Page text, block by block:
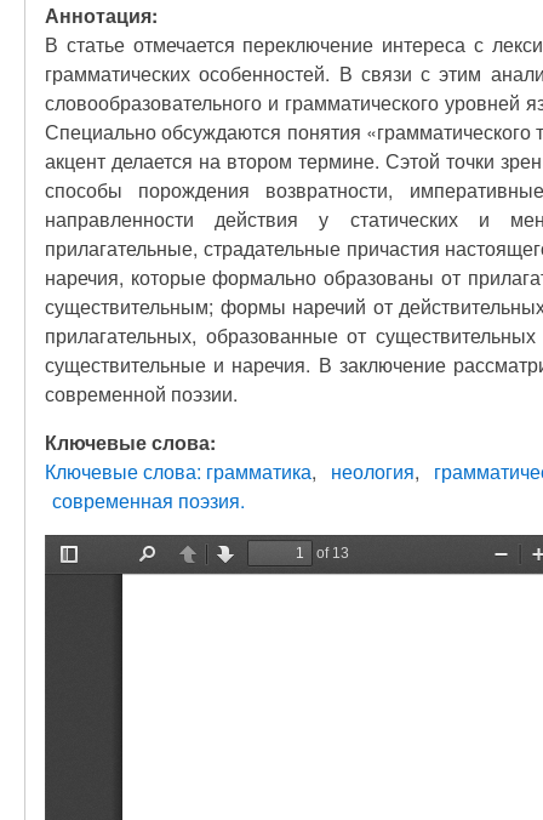
Аннотация:
В статье отмечается переключение интереса с
грамматических особенностей. В связи с этим
словообразовательного и грамматического
Специально обсуждаются понятия
акцент делается на втором термине. Сэтой точки
способы порождения возвратности,
направленности действия у статических и
прилагательные, страдательные причастия
наречия, которые формально образованы от
существительным; формы наречий от
прилагательных, образованные от
существительные и наречия. В заключение
современной поэзии.
Ключевые слова:
Ключевые слова: грамматика
неология
современная поэзия.